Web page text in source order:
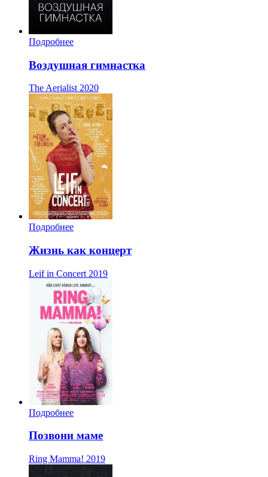
Подробнее
Воздушная гимнастка
The Aerialist 2020
Подробнее
Жизнь как концерт
Leif in Concert 2019
Подробнее
Позвони маме
Ring Mamma! 2019